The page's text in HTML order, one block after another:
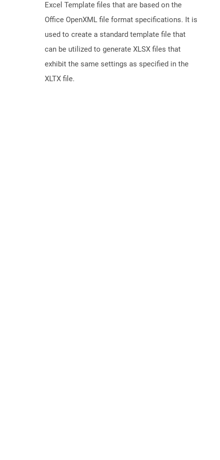
Excel Template files that are based on the
Office OpenXML file format specifications. It is
used to create a standard template file that
can be utilized to generate XLSX files that
exhibit the same settings as specified in the
XLTX file.